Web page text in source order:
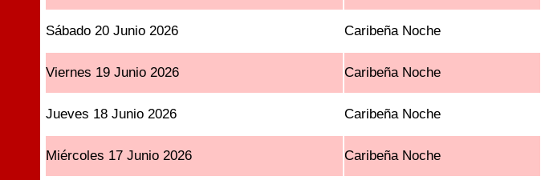
Sábado 20 Junio 2026 Caribeña Noche
Viernes 19 Junio 2026 Caribeña Noche
Jueves 18 Junio 2026 Caribeña Noche
Miércoles 17 Junio 2026 Caribeña Noche